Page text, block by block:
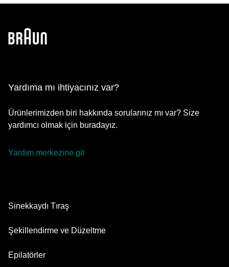
Yardıma mı ihtiyacınız var?
Ürünlerimizden biri hakkında sorularınız mı var? Size
yardımcı olmak için buradayız.
Yardım merkezine git
Sinekkaydı Tıraş
Series 9 Pro
Şekillendirme ve Düzeltme
Sakal Düzeltici
Epilatörler